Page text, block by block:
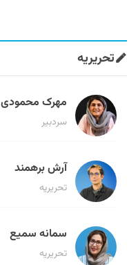
تحریریه
مهرک محمودی
سردبیر
آرش برهمند
تحریریه
سمانه سمیع
تحریریه